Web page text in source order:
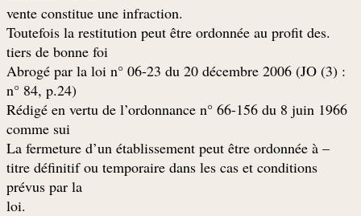
.vente constitue une infraction
.Toutefois la restitution peut être ordonnée au profit des
tiers de bonne foi
: (3) Abrogé par la loi n° 06-23 du 20 décembre 2006 (JO
n° 84, p.24)
Rédigé en vertu de l’ordonnance n° 66-156 du 8 juin 1966
comme sui
– La fermeture d’un établissement peut être ordonnée à
titre définitif ou temporaire dans les cas et conditions
prévus par la
.loi